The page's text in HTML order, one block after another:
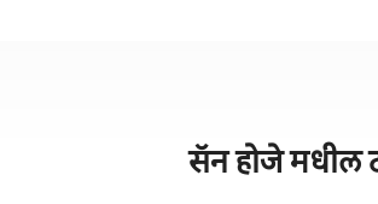
सॅन होजे मधील